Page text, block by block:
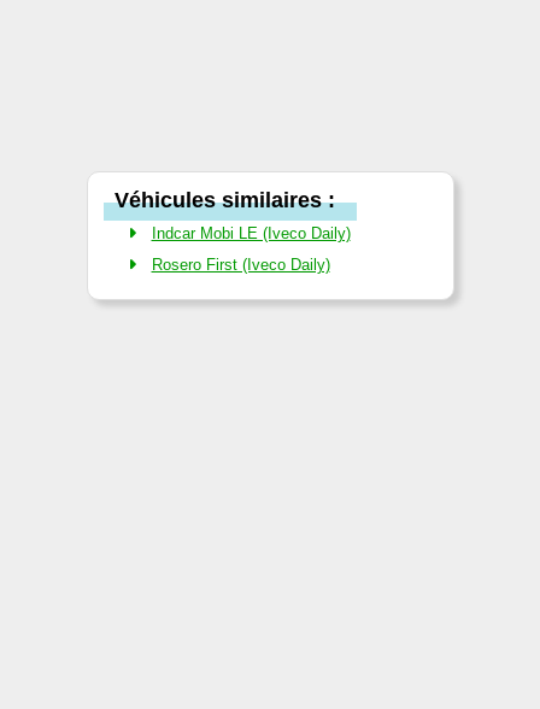
Véhicules similaires :
Indcar Mobi LE (Iveco Daily)
Rosero First (Iveco Daily)